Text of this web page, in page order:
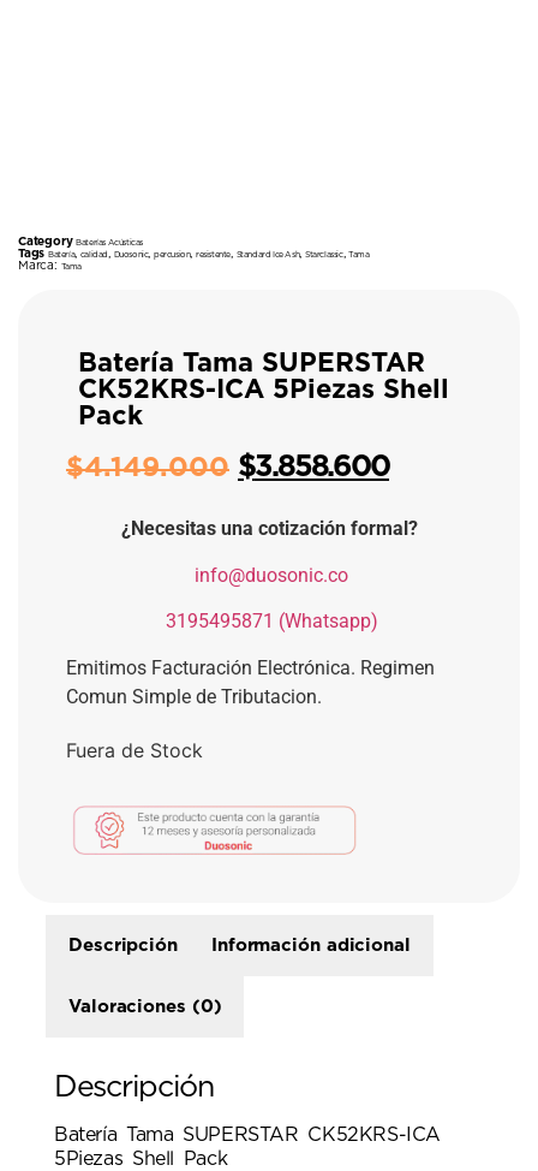
Category Baterías Acústicas
Tags Batería, calidad, Duosonic,percusion,resistente, Standard Ice Ash, Starclassic,Tama
Marca: Tama
Batería Tama SUPERSTAR
CK52KRS-ICA 5Piezas Shell
Pack
$4.149.000 $3.858.600
¿Necesitas una cotización formal?
info@duosonic.co
3195495871 (Whatsapp)
Emitimos Facturación Electrónica. Regimen
Comun Simple de Tributacion.
Fuera de Stock
Descripción Información adicional
Valoraciones (0)
Descripción
Batería Tama SUPERSTAR CK52KRS-ICA
5Piezas Shell Pack